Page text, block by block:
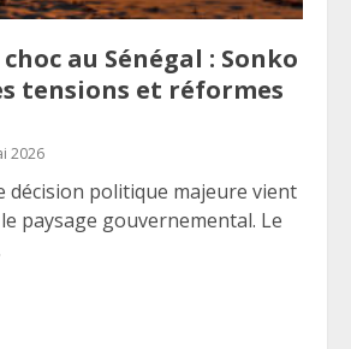
au Sénégal : Sonko
tensions et réformes
2026
décision politique majeure vient
paysage gouvernemental. Le